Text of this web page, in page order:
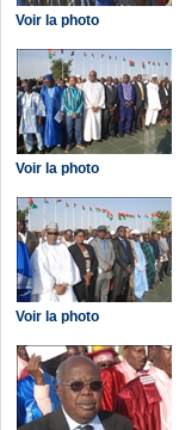
Voir la photo
Voir la photo
Voir la photo